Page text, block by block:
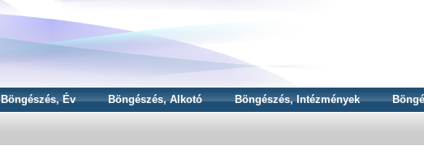
Böngészés, Év Böngészés, Alkotó Böngészés, Intézmények